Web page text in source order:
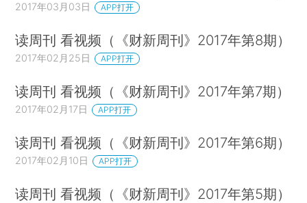
2017年03月03日 APP打开
读周刊 看视频（《财新周刊》2017年第8期）
2017年02月25日 APP打开
读周刊 看视频（《财新周刊》2017年第7期）
2017年02月17日 APP打开
读周刊 看视频（《财新周刊》2017年第6期）
2017年02月10日 APP打开
读周刊 看视频（《财新周刊》2017年第5期）